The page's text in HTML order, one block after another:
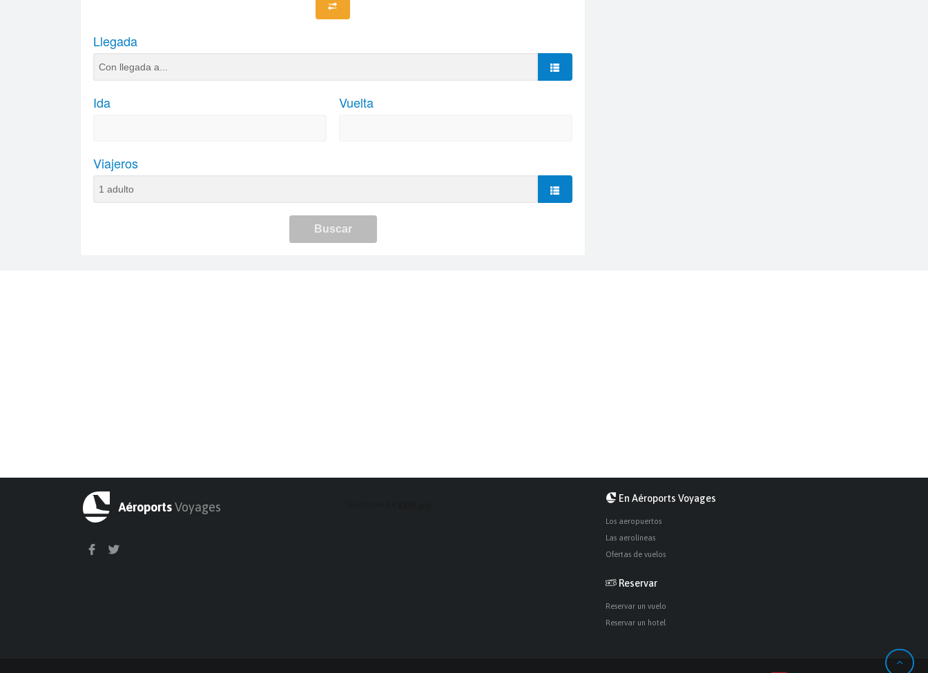
AéroportsVoyages
En Aéroports Voyages
Los aeropuertos
Las aerolíneas
Ofertas de vuelos
Reservar
Reservar un vuelo
Reservar un hotel